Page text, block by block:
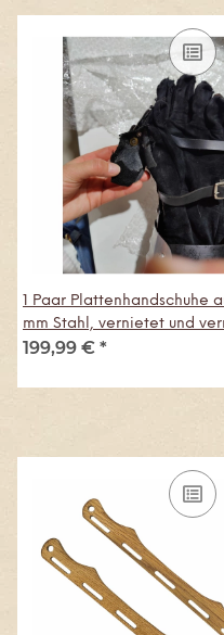
1 Paar Plattenhandschuhe
mm Stahl, vernietet und
Ware
199,99 € *